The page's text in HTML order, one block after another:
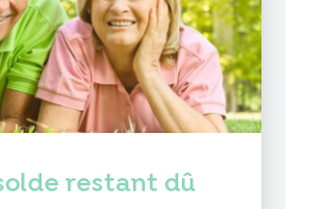
restant dû